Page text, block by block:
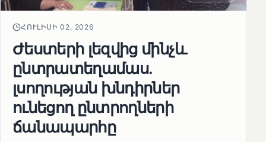
ՀՈՒԼԻՍԻ 02, 2026
Ժեստերի լեզվից մինչև
ընտրատեղամաս.
լսողության խնդիրներ
ունեցող ընտրողների
ճանապարհը